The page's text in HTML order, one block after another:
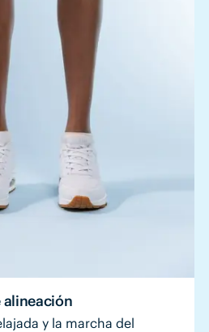
alineación
y la marcha del